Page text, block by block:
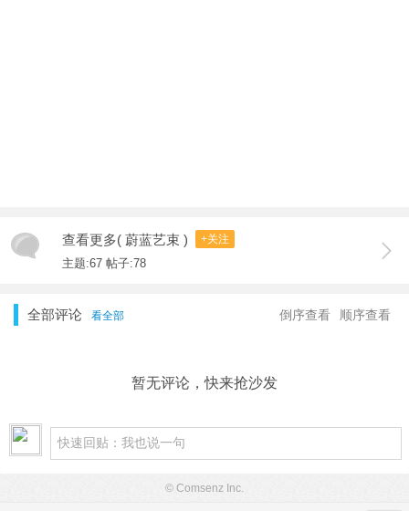
查看更多( 蔚蓝艺束 ) +关注
主题:67 帖子:78
全部评论 看全部 顺序查看
倒序查看
暂无评论，快来抢沙发
© Comsenz Inc.